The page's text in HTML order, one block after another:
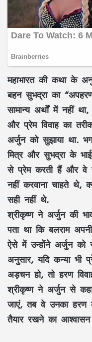
महाभारत की कथा के
बहन सुभद्रा का
सामान्य अर्थों में नहीं
और प्रेम विवाह का
अर्जुन को सुझाया था.
मित्र और सुभद्रा के
से प्रेम करती हैं और वे
नहीं करवाना चाहते थे,
सही नहीं थे.
श्रीकृष्ण ने अर्जुन की
पता था कि बलराम
ऐसे में उन्होंने अर्जुन को
अनुसार, यदि कन्या भी
अड़चन हो, तो हरण
श्रीकृष्ण ने अर्जुन से
जाएं, तब वे उनका
तैयार रखने का आश्वासन